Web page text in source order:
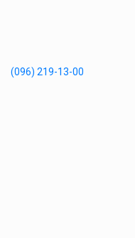
(096) 219-13-00